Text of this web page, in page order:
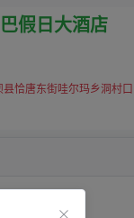
假日大酒店
县恰唐东街哇尔玛乡洞村口